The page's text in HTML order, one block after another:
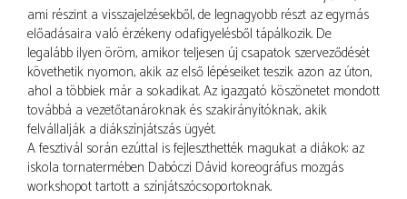
ami részint a visszajelzésekből, de legnagyobb részt az egymás
előadásaira való érzékeny odafigyelésből tápálkozik. De
legalább ilyen öröm, amikor teljesen új csapatok szerveződését
követhetik nyomon, akik az első lépéseiket teszik azon az úton,
ahol a többiek már a sokadikat. Az igazgató köszönetet mondott
továbbá a vezetőtanároknak és szakirányítóknak, akik
felvállalják a diákszínjátszás ügyét.
A fesztivál során ezúttal is fejleszthették magukat a diákok: az
iskola tornatermében Dabóczi Dávid koreográfus mozgás
workshopot tartott a színjátszócsoportoknak.